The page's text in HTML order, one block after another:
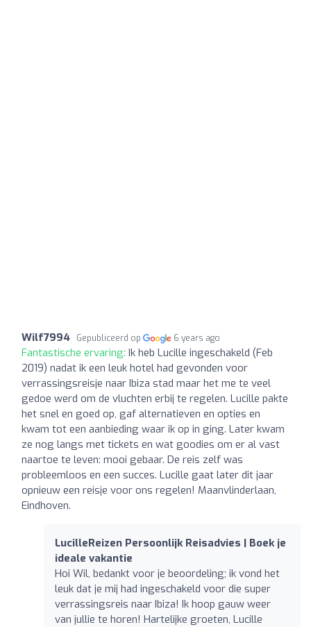
Wilf7994 Gepubliceerd op 6 years ago
Fantastische ervaring: Ik heb Lucille ingeschakeld (Feb
2019) nadat ik een leuk hotel had gevonden voor
verrassingsreisje naar Ibiza stad maar het me te veel
gedoe werd om de vluchten erbij te regelen. Lucille pakte
het snel en goed op, gaf alternatieven en opties en
kwam tot een aanbieding waar ik op in ging. Later kwam
ze nog langs met tickets en wat goodies om er al vast
naartoe te leven: mooi gebaar. De reis zelf was
probleemloos en een succes. Lucille gaat later dit jaar
opnieuw een reisje voor ons regelen! Maanvlinderlaan,
Eindhoven.
LucilleReizen Persoonlijk Reisadvies | Boek je
ideale vakantie
Hoi Wil, bedankt voor je beoordeling; ik vond het
leuk dat je mij had ingeschakeld voor die super
verrassingsreis naar Ibiza! Ik hoop gauw weer
van jullie te horen! Hartelijke groeten, Lucille